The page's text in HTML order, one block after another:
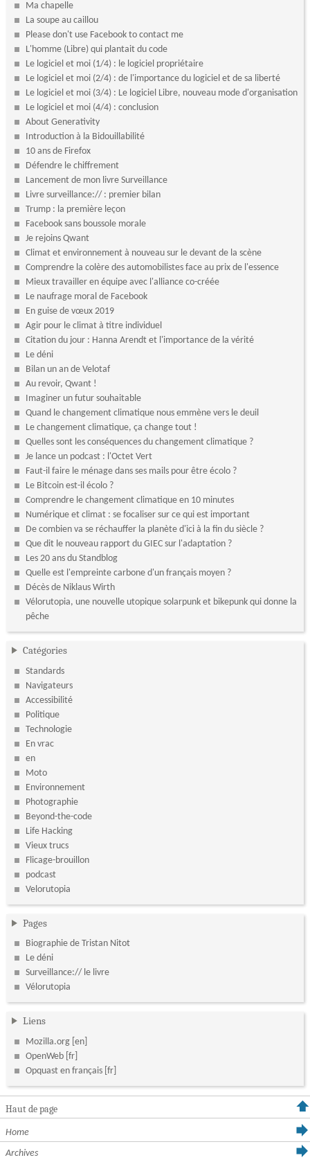
Ma chapelle
La soupe au caillou
Please don't use Facebook to contact me
L'homme (Libre) qui plantait du code
Le logiciel et moi (1/4) : le logiciel propriétaire
Le logiciel et moi (2/4) : de l'importance du logiciel et de sa liberté
Le logiciel et moi (3/4) : Le logiciel Libre, nouveau mode d'organisation
Le logiciel et moi (4/4) : conclusion
About Generativity
Introduction à la Bidouillabilité
10 ans de Firefox
Défendre le chiffrement
Lancement de mon livre Surveillance
Livre surveillance:// : premier bilan
Trump : la première leçon
Facebook sans boussole morale
Je rejoins Qwant
Climat et environnement à nouveau sur le devant de la scène
Comprendre la colère des automobilistes face au prix de l'essence
Mieux travailler en équipe avec l'alliance co-créée
Le naufrage moral de Facebook
En guise de vœux 2019
Agir pour le climat à titre individuel
Citation du jour : Hanna Arendt et l'importance de la vérité
Le déni
Bilan un an de Velotaf
Au revoir, Qwant !
Imaginer un futur souhaitable
Quand le changement climatique nous emmène vers le deuil
Le changement climatique, ça change tout !
Quelles sont les conséquences du changement climatique ?
Je lance un podcast : l'Octet Vert
Faut-il faire le ménage dans ses mails pour être écolo ?
Le Bitcoin est-il écolo ?
Comprendre le changement climatique en 10 minutes
Numérique et climat : se focaliser sur ce qui est important
De combien va se réchauffer la planète d'ici à la fin du siècle ?
Que dit le nouveau rapport du GIEC sur l'adaptation ?
Les 20 ans du Standblog
Quelle est l'empreinte carbone d'un français moyen ?
Décès de Niklaus Wirth
Vélorutopia, une nouvelle utopique solarpunk et bikepunk qui donne la
pêche
Catégories
Standards
Navigateurs
Accessibilité
Politique
Technologie
En vrac
en
Moto
Environnement
Photographie
Beyond-the-code
Life Hacking
Vieux trucs
Flicage-brouillon
podcast
Velorutopia
Pages
Biographie de Tristan Nitot
Le déni
Surveillance:// le livre
Vélorutopia
Liens
Mozilla.org
OpenWeb
Opquast en français
Haut de page
Home
Archives